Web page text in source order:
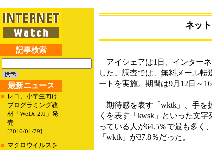
記事検索
最新ニュース
■ レゴ、小学生向け
プログラミング教
材「WeDo 2.0」発
売
[2016/01/29]
■ マクロウイルスを
ネッ
アイシェアは1日、インター
した。調査では、無料メール
ートを実施。期間は9月12日～
期待感を表す「wktk」、手を
くを表す「kwsk」といった文
っている人が64.5％で最も多く
「wktk」が37.8％だった。